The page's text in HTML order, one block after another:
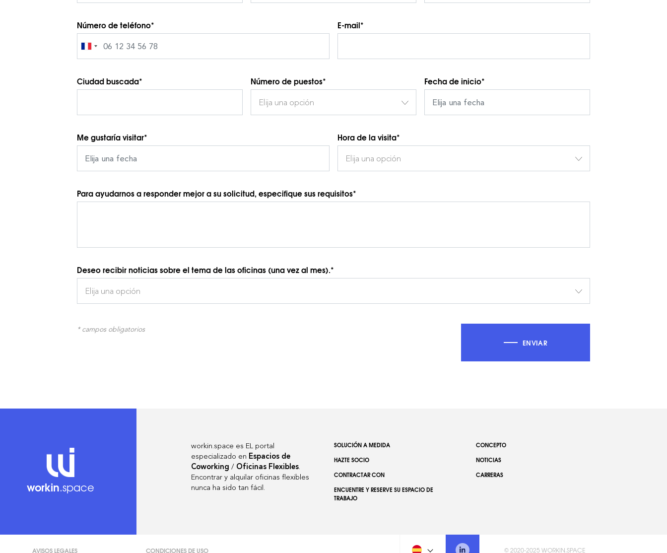
Número de teléfono* E-mail*
Ciudad buscada* Número de puestos*
Elija una opción
Fecha de inicio*
Me gustaría visitar* Hora de la visita*
Elija una opción
Para ayudarnos a responder mejor a su solicitud, especifique sus requisitos*
Deseo recibir noticias sobre el tema de las oficinas (una vez al mes).*
Elija una opción
* campos obligatorios
ENVIAR
workin.space
workin.space es EL portal
especializado en Espacios de
Coworking / Oficinas Flexibles.
Encontrar y alquilar oficinas flexibles
nunca ha sido tan fácil.
SOLUCIÓN A MEDIDA
CONCEPTO
HAZTE SOCIO
NOTICIAS
CONTRACTAR CON
CARRERAS
ENCUENTRE Y RESERVE SU ESPACIO DE
TRABAJO
AVISOS LEGALES CONDICIONES DE USO © 2020-2025 WORKIN.SPACE